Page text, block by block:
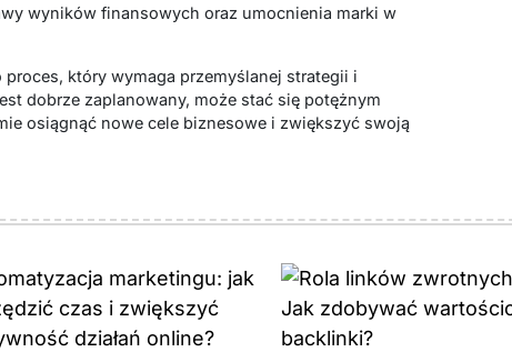
wyników finansowych oraz umocnienia marki w
który wymaga przemyślanej strategii i
dobrze zaplanowany, może stać się potężnym
osiągnąć nowe cele biznesowe i zwiększyć swoją